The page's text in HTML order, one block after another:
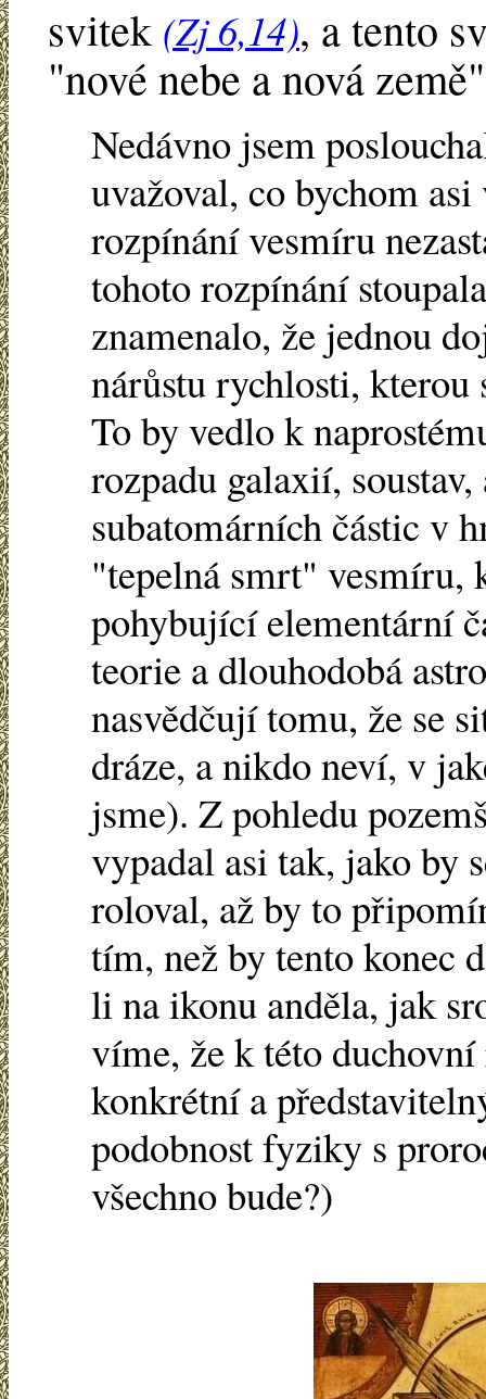
svitek (Zj 6,14), a tento
"nové nebe a nová
Nedávno jsem
uvažoval, co bychom
rozpínání vesmíru
tohoto rozpínání
znamenalo, že jednou
nárůstu rychlosti, kterou
To by vedlo k
rozpadu galaxií,
subatomárních částic v
"tepelná smrt" vesmíru,
pohybující elementární
teorie a dlouhodobá
nasvědčují tomu, že se
dráze, a nikdo neví, v
jsme). Z pohledu
vypadal asi tak, jako by
roloval, až by to
tím, než by tento konec
li na ikonu anděla, jak
víme, že k této
konkrétní a
podobnost fyziky s
všechno bude?)